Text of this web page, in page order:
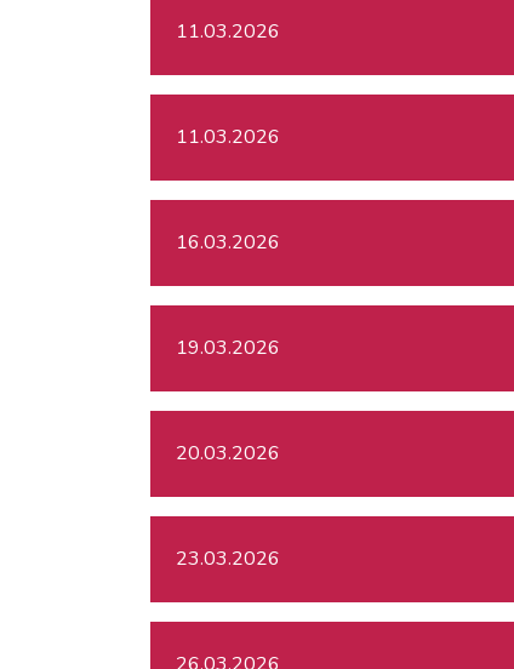
11.03.2026
11.03.2026
16.03.2026
19.03.2026
20.03.2026
23.03.2026
26.03.2026